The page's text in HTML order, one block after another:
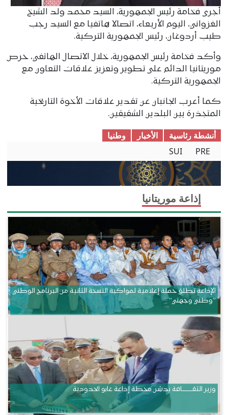
أجرى فخامة رئيس الجمهورية، السيد محمد ولد الشيخ
الغزواني، اليوم الأربعاء، اتصالا هاتفيا مع السيد رجب
طيب أردوغان، رئيس الجمهورية التركية.
وأكد فخامة رئيس الجمهورية، خلال الاتصال الهاتفي، حرص
موريتانيا الدائم على تطوير وتعزيز علاقات التعاون مع
الجمهورية التركية.
كما أعرب الجانبان عن تقدير علاقات الأخوة التاريخية
المتجذرة بين البلدين الشقيقين.
أنشطة رئاسية الأخبار
وطنیا
PRE
SUI
إذاعة موريتانيا
الإذاعة تطلق حملة إعلامية لمواكبة النسخة الثانية من البرنامج الوطني
“وطني وجهتي”
وزير الثقــــــــــافة يدشن محطة إذاعة غابو الحدودية